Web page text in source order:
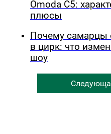
Omoda C5:
плюсы
Почему самарцы
в цирк: что
шоу